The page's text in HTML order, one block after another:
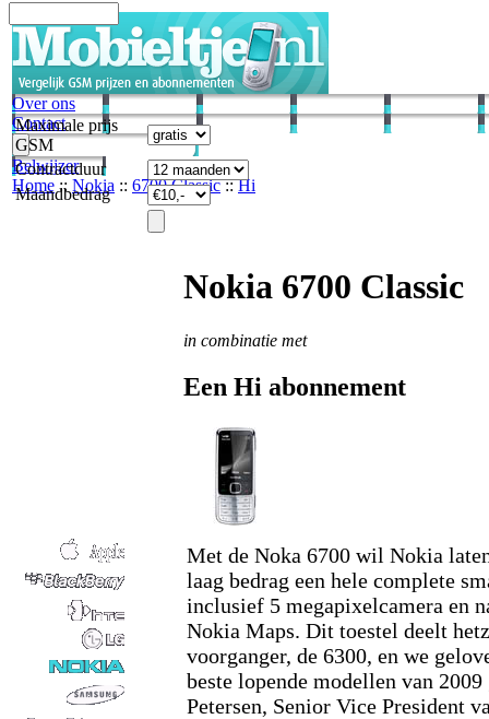
Over ons
Contact
Belwijzer
Home :: Nokia :: 6700 Classic::Hi
Maximale prijs
GSM
Contractduur
Maandbedrag
Nokia 6700 Classic
in combinatie met
Een Hi abonnement
Met de Noka 6700 wil Nokia
laag bedrag een hele complete
inclusief 5 megapixelcamera en
Nokia Maps. Dit toestel deelt
voorganger, de 6300, en we
beste lopende modellen van
Petersen, Senior Vice President